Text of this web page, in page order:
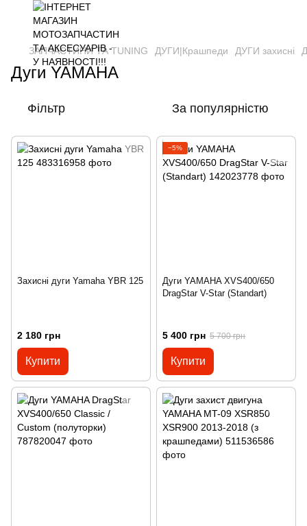
ЗАПЧАСТИНИ ТА ТUNING ДУГИ|Крашпеди ДУГИ захисні
Дуги YAMAHA
Фільтр За популярністю
Захисні дуги Yamaha YBR 125
2 180 грн
Купити
−5%
Дуги YAMAHA XVS400/650
DragStar V-Star (Standart)
5 400 грн 5 700 грн
Купити